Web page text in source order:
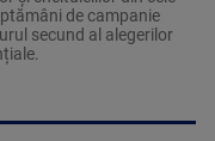
de campanie
secund al alegerilor